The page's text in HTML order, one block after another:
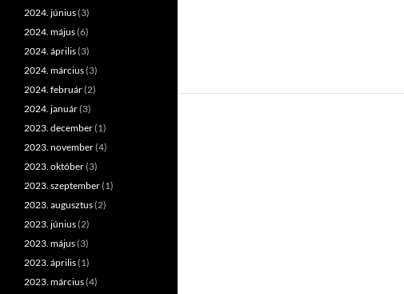
2024. június(3)
2024. május(6)
2024. április(3)
2024. március(3)
2024. február(2)
2024. január(3)
2023. december(1)
2023. november(4)
2023. október(3)
2023. szeptember(1)
2023. augusztus(2)
2023. június(2)
2023. május(3)
2023. április(1)
2023. március(4)